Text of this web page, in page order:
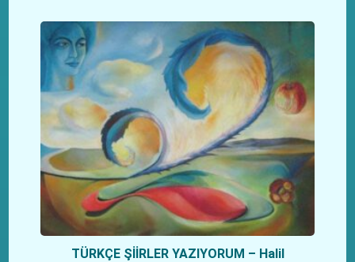
TÜRKÇE ŞİİRLER YAZIYORUM – Halil